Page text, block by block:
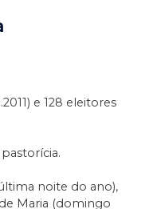
e 128 eleitores
noite do ano),
Maria (domingo